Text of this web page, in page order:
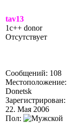
tav13
1c++ donor
Отсутствует
Сообщений: 108
Местоположение:
Donetsk
Зарегистрирован:
22. Мая 2006
Пол: